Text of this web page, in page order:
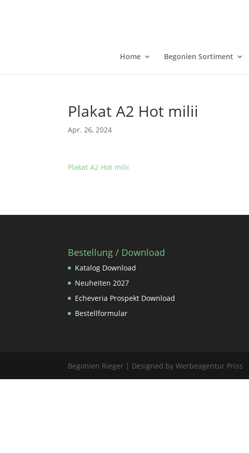
Home Begonien Sortiment
Plakat A2 Hot milii
Apr. 26, 2024
Plakat A2 Hot milii
Bestellung / Download
Katalog Download
Neuheiten 2027
Echeveria Prospekt Download
Bestellformular
Begonien Rieger | Designed by Werbeagentur Priss